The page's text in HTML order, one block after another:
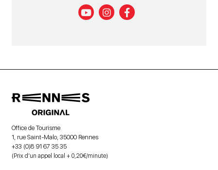
Office de Tourisme
1, rue Saint-Malo, 35000 Rennes
+33 (0)8 91 67 35 35
(Prix d’un appel local + 0,20€/minute)